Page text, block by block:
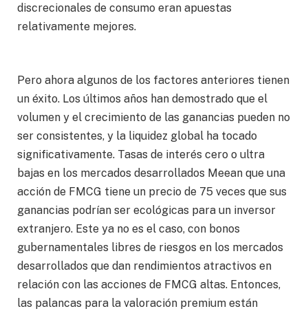
discrecionales de consumo eran apuestas
relativamente mejores.
Pero ahora algunos de los factores anteriores tienen
un éxito. Los últimos años han demostrado que el
volumen y el crecimiento de las ganancias pueden no
ser consistentes, y la liquidez global ha tocado
significativamente. Tasas de interés cero o ultra
bajas en los mercados desarrollados Meean que una
acción de FMCG tiene un precio de 75 veces que sus
ganancias podrían ser ecológicas para un inversor
extranjero. Este ya no es el caso, con bonos
gubernamentales libres de riesgos en los mercados
desarrollados que dan rendimientos atractivos en
relación con las acciones de FMCG altas. Entonces,
las palancas para la valoración premium están